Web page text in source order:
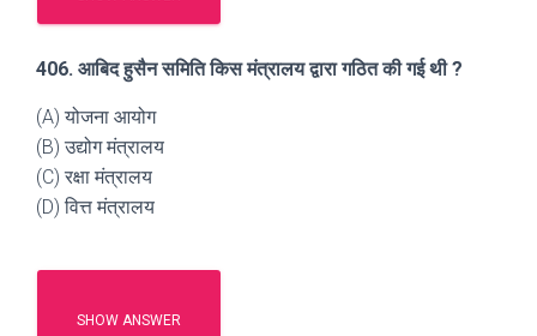
406. आबिद हुसैन समिति किस मंत्रालय द्वारा गठित की गई थी ?
(A) योजना आयोग
(B) उद्योग मंत्रालय
(C) रक्षा मंत्रालय
(D) वित्त मंत्रालय
SHOW ANSWER